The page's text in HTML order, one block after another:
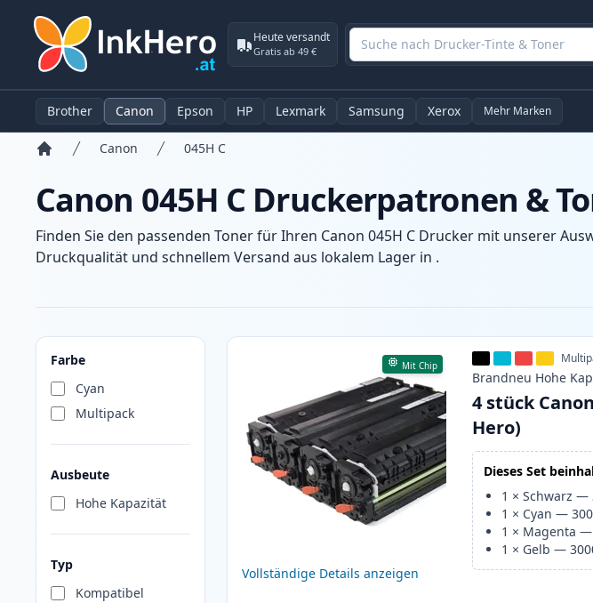
Heute versandt
Gratis ab 49 €
Brother Canon Epson HP Lexmark Samsung Xerox Mehr Marken
Canon 045H C
Canon 045H C Druckerpatronen &
Finden Sie den passenden Toner für Ihren Canon 045H C Drucker mit unserer
Druckqualität und schnellem Versand aus lokalem Lager in .
Farbe
Cyan
Multipack
Ausbeute
Hohe Kapazität
Typ
Kompatibel
Produkte
Mit Chip
Vollständige Details anzeigen
Brandneu Hohe
4 stück
Hero)
Dieses Set
1 ×Schwarz —
1 × Cyan —
1 × Magenta
1 × Gelb —